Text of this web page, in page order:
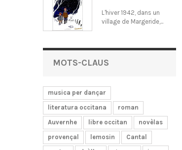
L'hiver 1942, dans un
village de Margeride,...
MOTS-CLAUS
musica per dançar
literatura occitana
roman
Auvernhe
libre occitan
novèlas
provençal
lemosin
Cantal